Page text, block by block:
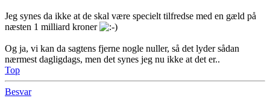
Jeg synes da ikke at de skal være specielt tilfredse med en gæld på
næsten 1 milliard kroner
Og ja, vi kan da sagtens fjerne nogle nuller, så det lyder sådan
nærmest dagligdags, men det synes jeg nu ikke at det er..
Top
Besvar